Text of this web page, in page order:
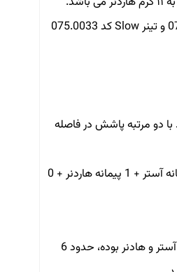
برای رقیق کردن و تنطیم ضخامت پوشش مورد نیاز این محصول قابلیت ترکیب با تینر استاندارد کد 075.0020 و تینر Slow کد 075.0033
نمی شود. با دو مرتبه پاشش در فاصله
به زبان ساده تر براي رسيدن به بيشترين ضخامت در هر مرتبه پاشش كه حدود 80 ميكرون مي باشد، 5 پيمانه آستر + 1 پيمانه هاردنر + 0
در صورت نياز به پوشش استاندارد در حدود 60 ميكرون با هر پاشش، به 100 گرم محصول که شامل ترکیب آستر و هادنر بوده، حدود 6